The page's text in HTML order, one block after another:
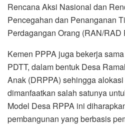
Rencana Aksi Nasional dan
Pencegahan dan Penanganan
Perdagangan Orang (RAN/RAD
Kemen PPPA juga bekerja
PDTT, dalam bentuk Desa
Anak (DRPPA) sehingga
dimanfaatkan salah satunya
Model Desa RPPA ini
pembangunan yang berbasis